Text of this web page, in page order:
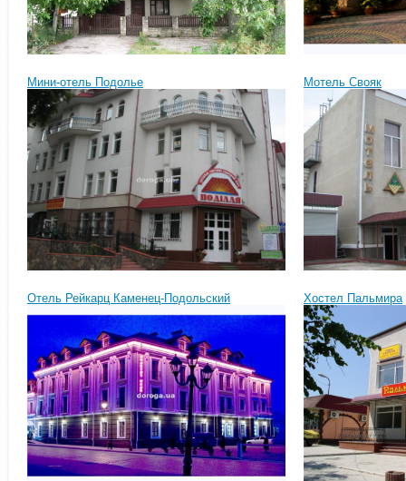
Мини-отель Подолье Мотель Свояк
Отель Рейкарц Каменец-Подольский Хостел Пальмира